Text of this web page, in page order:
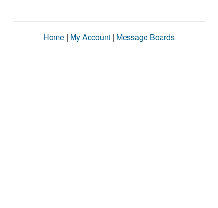
Home | My Account | Message Boards